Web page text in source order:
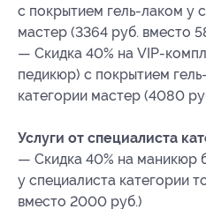
с покрытием гель-лаком у
мастер (3364 руб. вместо
— Скидка 40% на VIP-
педикюр) с покрытием
категории мастер (4080
Услуги от специалиста
— Скидка 40% на маникюр
у специалиста категории
вместо 2000 руб.)